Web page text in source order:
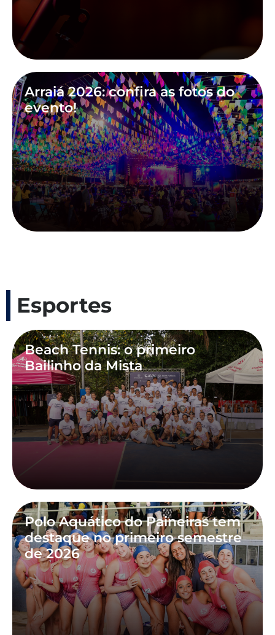
Arraiá 2026: confira as fotos do
evento!
Esportes
Beach Tennis: o primeiro
Bailinho da Mista
Polo Aquático do Paineiras tem
destaque no primeiro semestre
de 2026